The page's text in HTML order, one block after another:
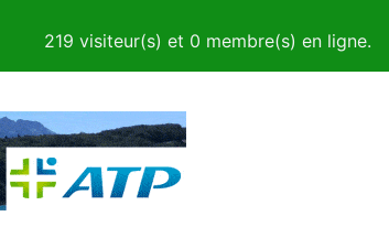
219 visiteur(s) et 0 membre(s) en ligne.